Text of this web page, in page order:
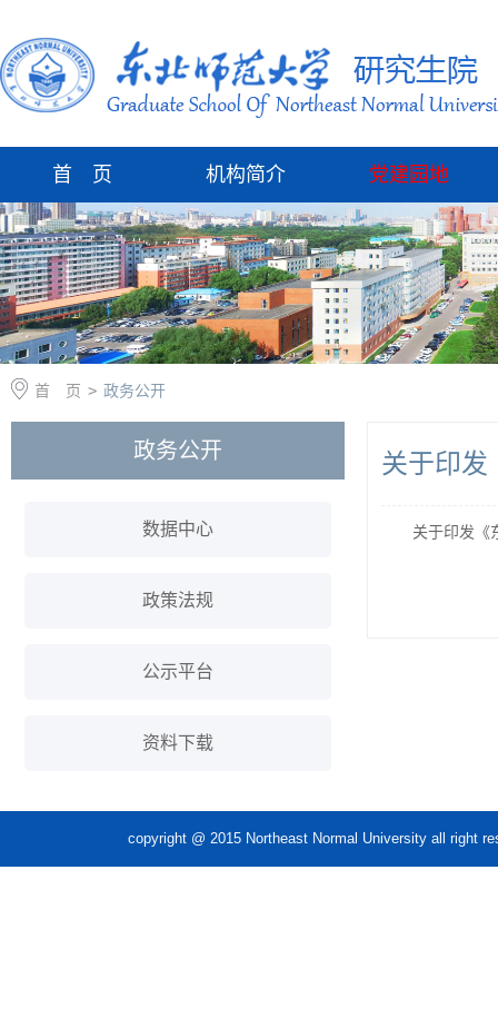
首 页 机构简介 党建园地
首 页 > 政务公开
政务公开
数据中心
政策法规
公示平台
资料下载
关于印发
关于印发《
copyright @ 2015 Northeast Normal University all